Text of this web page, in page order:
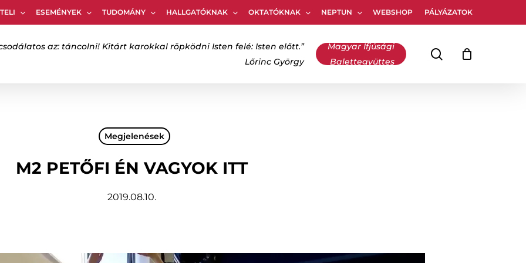
ESEMÉNYEK TUDOMÁNY HALLGATÓKNAK OKTATÓKNAK NEPTUN WEBSHOP PÁLYÁZATOK
az: táncolni! Kitárt karokkal röpködni Isten felé: Isten előtt.”
Lőrinc György
Magyar Ifjúsági
Balettegyüttes
keresés
Kosár Kosár
Megjelenések
M2 PETŐFI ÉN VAGYOK ITT
2019.08.10.